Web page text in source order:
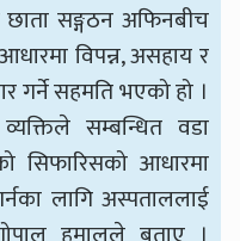
सङ्गठन अफिनबीच
विपन्न, असहाय र
गर्ने सहमति भएको हो ।
सम्बन्धित वडा
सिफारिसको आधारमा
लागि अस्पताललाई